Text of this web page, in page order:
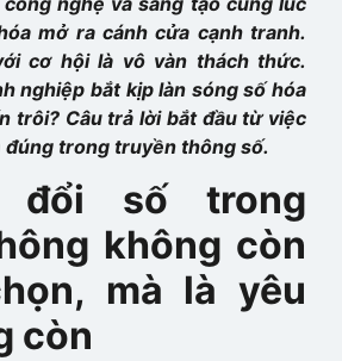
mở ra cánh cửa cạnh tranh.
cơ hội là vô vàn thách thức.
nghiệp bắt kịp làn sóng số hóa
trôi? Câu trả lời bắt đầu từ việc
đúng trong truyền thông số.
đổi số trong
không còn
mà là yêu
còn